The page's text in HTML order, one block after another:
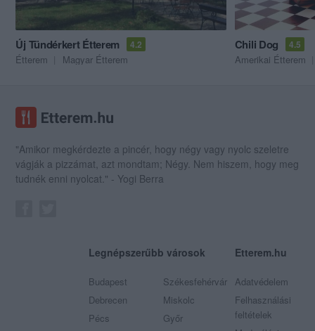
Új Tündérkert Étterem 4.2
Étterem Magyar Étterem
Chili Dog 4.5
Amerikai Étterem
"Amikor megkérdezte a pincér, hogy négy vagy nyolc szeletre
vágják a pizzámat, azt mondtam; Négy. Nem hiszem, hogy meg
tudnék enni nyolcat." - Yogi Berra
Legnépszerűbb városok
Budapest
Debrecen
Pécs
Székesfehérvár
Miskolc
Győr
Etterem.hu
Adatvédelem
Felhasználási
feltételek